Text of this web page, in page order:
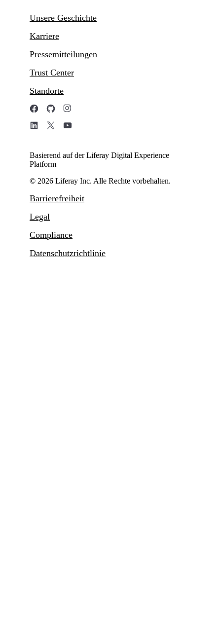
Unsere Geschichte
Karriere
Pressemitteilungen
Trust Center
Standorte
Basierend auf der Liferay Digital Experience
Platform
© 2026 Liferay Inc. Alle Rechte vorbehalten.
Barrierefreiheit
Legal
Compliance
Datenschutzrichtlinie